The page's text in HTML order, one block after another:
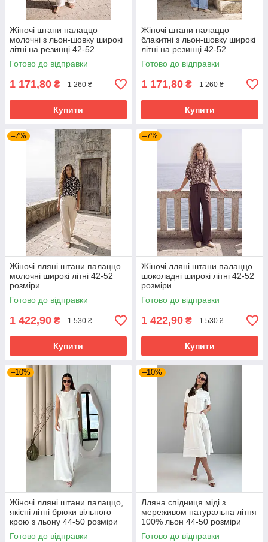
Жіночі штани палаццо
молочні з льон-шовку широкі
літні на резинці 42-52
розміри
Готово до відправки
1 171,80 ₴ 1 260 ₴
Купити
Жіночі штани палаццо
блакитні з льон-шовку широкі
літні на резинці 42-52
розміри
Готово до відправки
1 171,80 ₴ 1 260 ₴
Купити
–7%
Жіночі лляні штани палаццо
молочні широкі літні 42-52
розміри
Готово до відправки
1 422,90 ₴ 1 530 ₴
Купити
–7%
Жіночі лляні штани палаццо
шоколадні широкі літні 42-52
розміри
Готово до відправки
1 422,90 ₴ 1 530 ₴
Купити
–10%
Жіночі лляні штани палаццо,
якісні літні брюки вільного
крою з льону 44-50 розміри
молочні
Готово до відправки
–10%
Лляна спідниця міді з
мереживом натуральна літня
100% льон 44-50 розміри
молочна
Готово до відправки